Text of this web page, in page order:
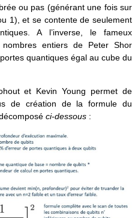
ou pas (générant une fois sur
1), et se contente de seulement
A l’inverse, le fameux
entiers de Peter Shor
quantiques égal au cube du
et Kevin Young permet de
de création de la formule du
ci-dessous :